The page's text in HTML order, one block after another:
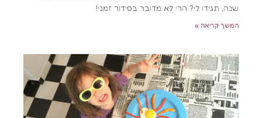
שנה, תגידו לי? הרי לא מדובר בסידור זמני!
המשך קריאה »